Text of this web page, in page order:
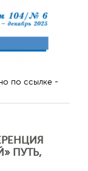
по ссылке -
ПУТЬ,